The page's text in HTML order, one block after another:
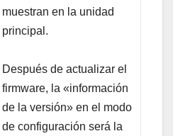
muestran en la unidad
principal.
Después de actualizar el
firmware, la «información
de la versión» en el modo
de configuración será la